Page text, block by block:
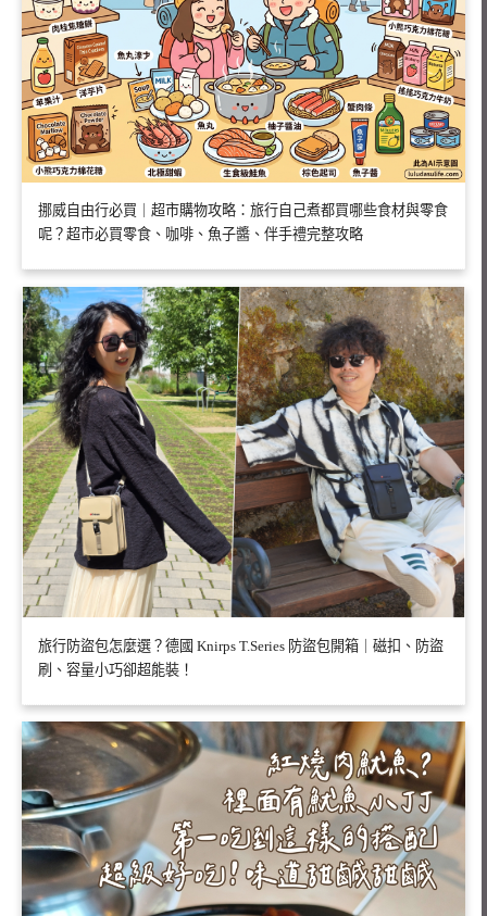
挪威自由行必買｜超市購物攻略：旅行自己煮都買哪些食材與零食
呢？超市必買零食、咖啡、魚子醬、伴手禮完整攻略
旅行防盜包怎麼選？德國 Knirps T.Series 防盜包開箱｜磁扣、防盜
刷、容量小巧卻超能裝！